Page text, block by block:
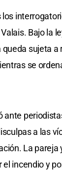
Bajo la
sujeta a
se
a las
La pareja
el incendio y